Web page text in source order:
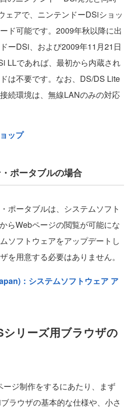
ェアで、ニンテンドーDSiショッ
ド可能です。2009年秋以降に出
ーDSi、および2009年11月21日
LLであれば、最初から内蔵され
は不要です。なお、DS/DS Lite
続環境は、無線LANのみの対応
ップ
ポータブルの場合
ポータブルは、システムソフト
らWebページの閲覧が可能にな
ソフトウェアをアップデートし
を用意する必要はありません。
：システムソフトウェア ア
リーズ用ブラウザの
ジ制作をするにあたり、まず
ラウザの基本的な仕様や、小さ